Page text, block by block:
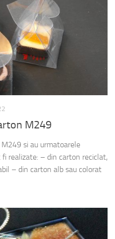
M249
si au urmatoarele
realizate: – din carton reciclat,
– din carton alb sau colorat